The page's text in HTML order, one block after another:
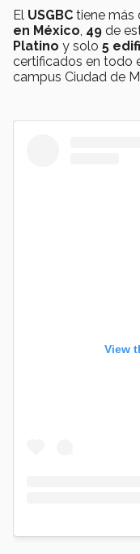
El USGBC tiene más
en México 49 de
Platino y solo 5
certificados en todo
campus Ciudad de
View